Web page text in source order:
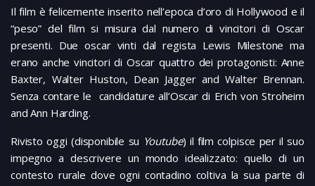
Il film è felicemente inserito nell’epoca d’oro di Hollywood e il
“peso” del film si misura dal numero di vincitori di Oscar
presenti. Due oscar vinti dal regista Lewis Milestone ma
erano anche vincitori di Oscar quattro dei protagonisti: Anne
Baxter, Walter Huston, Dean Jagger and Walter Brennan.
Senza contare le candidature all’Oscar di Erich von Stroheim
and Ann Harding.
Rivisto oggi (disponibile su Youtube) il film colpisce per il suo
impegno a descrivere un mondo idealizzato: quello di un
contesto rurale dove ogni contadino coltiva la sua parte di